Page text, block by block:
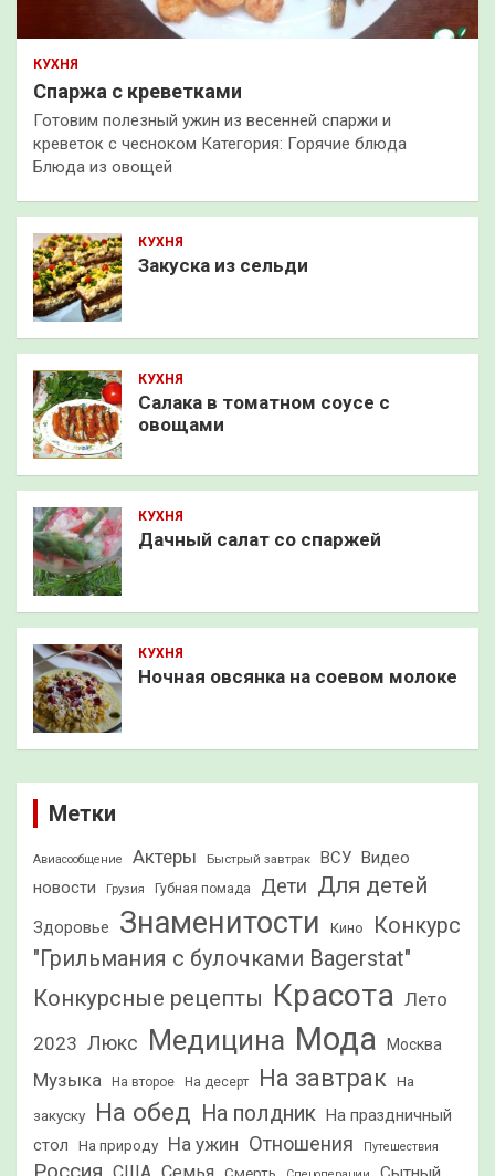
КУХНЯ
Спаржа с креветками
Готовим полезный ужин из весенней спаржи и
креветок с чесноком Категория: Горячие блюда
Блюда из овощей
КУХНЯ
Закуска из сельди
КУХНЯ
Салака в томатном соусе с
овощами
КУХНЯ
Дачный салат со спаржей
КУХНЯ
Ночная овсянка на соевом молоке
Метки
Авиасообщение Актеры Быстрый завтрак ВСУ Видео
новости
Грузия Губная помада Дети Для детей
Здоровье Знаменитости Кино
Конкурс
"Грильмания с булочками Bagerstat"
Конкурсные рецепты Красота Лето
2023 Люкс Медицина Мода Москва
Музыка На второе На десерт На завтрак На
закуску На обед На полдник На праздничный
стол
На природу На ужин Отношения Путешествия